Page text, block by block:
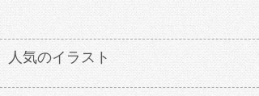
人気のイラスト